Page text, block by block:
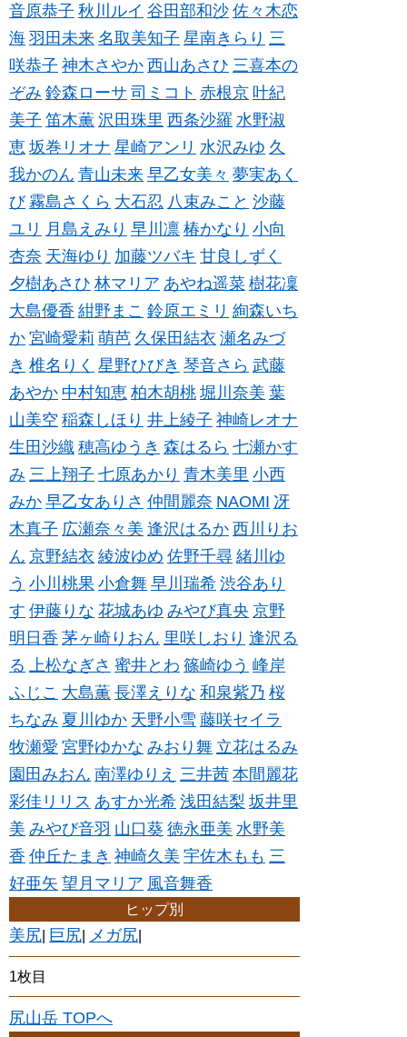
音原恭子 秋川ルイ 谷田部和沙 佐々木恋
海 羽田未来 名取美知子 星南きらり 三
咲恭子 神木さやか 西山あさひ 三喜本の
ぞみ 鈴森ローサ 司ミコト 赤根京 叶紀
美子 笛木薫 沢田珠里 西条沙羅 水野淑
恵 坂巻リオナ 星崎アンリ 水沢みゆ 久
我かのん 青山未来 早乙女美々 夢実あく
び 霧島さくら 大石忍 八束みこと 沙藤
ユリ 月島えみり 早川凛 椿かなり 小向
杏奈 天海ゆり 加藤ツバキ 甘良しずく
夕樹あさひ 林マリア あやね遥菜 樹花凜
大島優香 紺野まこ 鈴原エミリ 絢森いち
か 宮崎愛莉 萌芭 久保田結衣 瀬名みづ
き 椎名りく 星野ひびき 琴音さら 武藤
あやか 中村知恵 柏木胡桃 堀川奈美 葉
山美空 稲森しほり 井上綾子 神崎レオナ
生田沙織 穂高ゆうき 森はるら 七瀬かす
み 三上翔子 七原あかり 青木美里 小西
みか 早乙女ありさ 仲間麗奈 NAOMI 冴
木真子 広瀬奈々美 逢沢はるか 西川りお
ん 京野結衣 綾波ゆめ 佐野千尋 緒川ゆ
う 小川桃果 小倉舞 早川瑞希 渋谷あり
す 伊藤りな 花城あゆ みやび真央 京野
明日香 茅ヶ崎りおん 里咲しおり 逢沢る
る
上松なぎさ 蜜井とわ 篠崎ゆう 峰岸
ふじこ 大島薫 長澤えりな 和泉紫乃 桜
ちなみ 夏川ゆか 天野小雪 藤咲セイラ
牧瀬愛 宮野ゆかな みおり舞 立花はるみ
園田みおん 南澤ゆりえ 三井茜 本間麗花
彩佳リリス あすか光希 浅田結梨 坂井里
美 みやび音羽 山口葵 徳永亜美 水野美
香 仲丘たまき 神崎久美 宇佐木もも 三
好亜矢 望月マリア 風音舞香
ヒップ別
美尻 巨尻 メガ尻
1枚目
尻山岳 TOPへ